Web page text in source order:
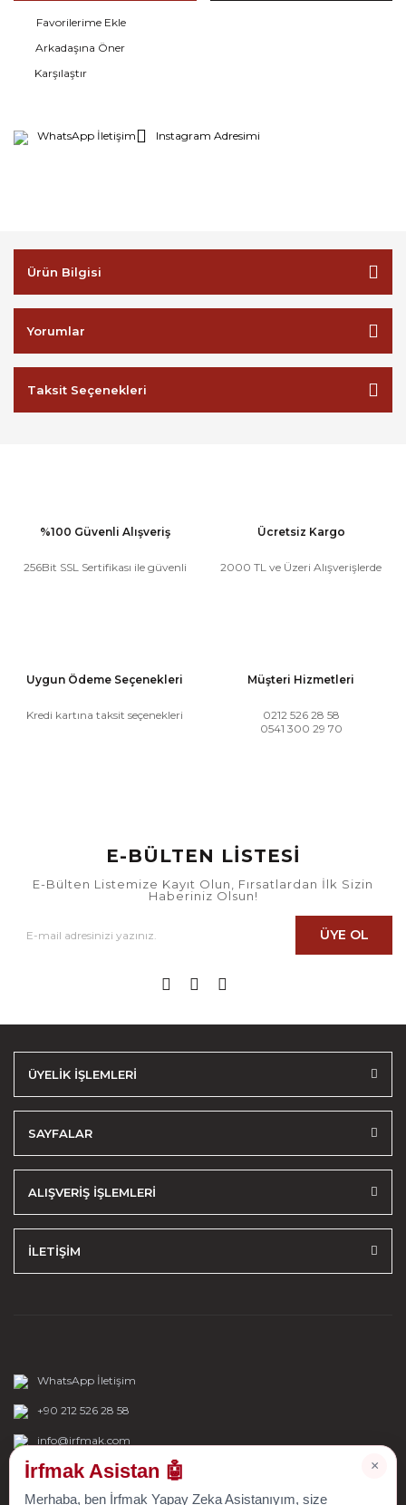
Arkadaşına Öner
Karşılaştır
WhatsApp İletişim Instagram Adresimi
Ürün Bilgisi
Yorumlar
Taksit Seçenekleri
%100 Güvenli Alışveriş
256Bit SSL Sertifikası ile güvenli
Ücretsiz Kargo
2000 TL ve Üzeri Alışverişlerde
Uygun Ödeme Seçenekleri
Kredi kartına taksit seçenekleri
Müşteri Hizmetleri
0212 526 28 58
0541 300 29 70
E-BÜLTEN LİSTESİ
E-Bülten Listemize Kayıt Olun, Fırsatlardan İlk Sizin
Haberiniz Olsun!
ÜYE OL
ÜYELİK İŞLEMLERİ
SAYFALAR
ALIŞVERİŞ İŞLEMLERİ
İLETİŞİM
WhatsApp İletişim
+90 212 526 28 58
info@irfmak.com
×
İrfmak Asistan 🤖
Merhaba, ben İrfmak Yapay Zeka Asistanıyım, size